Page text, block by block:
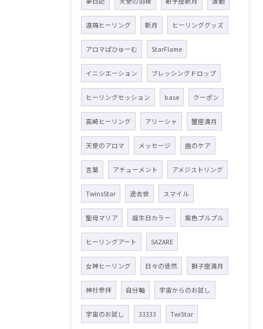
遠隔ヒーリング 新月 ヒーリンググッズ
アロマぱひゅーむ StarFlame
イニシエーション ブレッシングドロップ
ヒーリングセッション base クーポン
高崎ヒーリング アリーシャ 蟹座満月
天使のアロマ メッセージ 歯のケア
言葉 アチューメント アメジストリング
TwinsStar 過去世 スマイル
聖母マリア 誕生日カラー 紫色プルプル
ヒーリングアート SAZARE
女神ヒーリング 日々の徒然 獅子座満月
神社参拝 自分軸 宇宙からのお試し
宇宙のお試し 33333 TwiStar